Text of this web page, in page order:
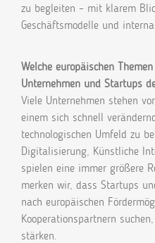
zu begleiten – mit klarem
Geschäftsmodelle und
Welche europäischen
Unternehmen und Startups
Viele Unternehmen stehen
einem sich schnell
technologischen Umfeld zu
Digitalisierung, Künstliche
spielen eine immer größere
merken wir, dass Startups
nach europäischen
Kooperationspartnern
stärken.